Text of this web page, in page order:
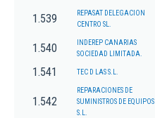
1.539
REPASAT DELEGACION
CENTRO SL.
1.540
INDEREP CANARIAS
SOCIEDAD LIMITADA.
1.541 TEC D LAS S.L.
1.542
REPARACIONES DE
SUMINISTROS DE EQUIPOS
S.L.